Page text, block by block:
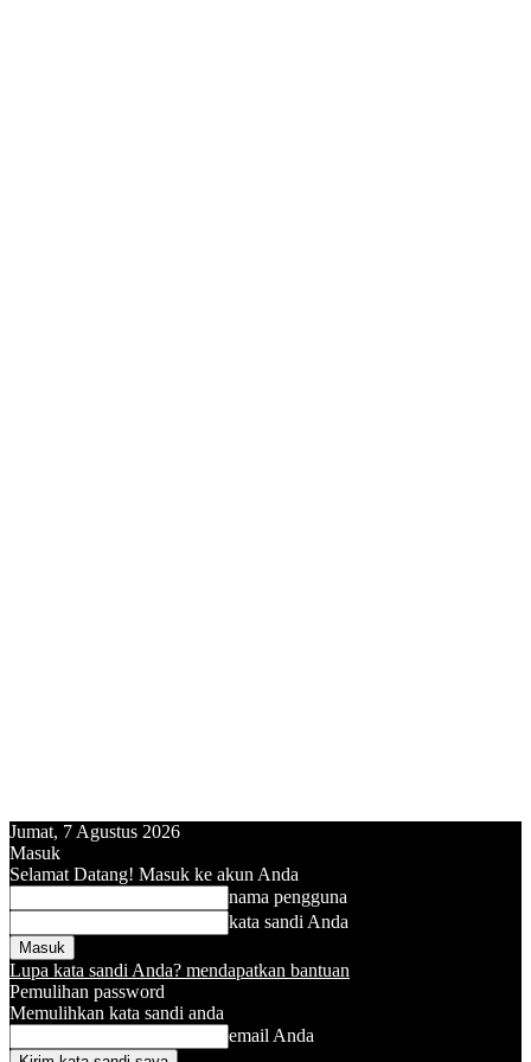
Jumat, 7 Agustus 2026
Masuk
Selamat Datang! Masuk ke akun Anda
nama pengguna
kata sandi Anda
Lupa kata sandi Anda? mendapatkan bantuan
Pemulihan password
Memulihkan kata sandi anda
email Anda